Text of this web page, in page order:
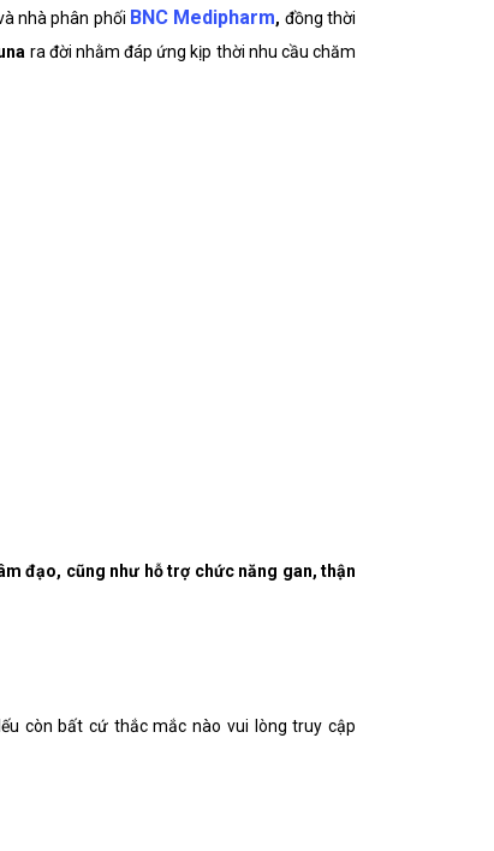
nhà phân phối BNC Medipharm, đồng thời
ra đời nhằm đáp ứng kịp thời nhu cầu chăm
đạo, cũng như hỗ trợ chức năng gan, thận
còn bất cứ thắc mắc nào vui lòng truy cập